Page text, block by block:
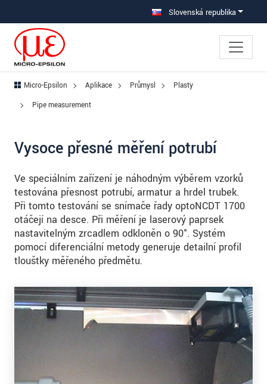
Prejdite priamo na hlavnú navigáciu Slovenská republika
Micro-Epsilon Aplikace Průmysl
Plasty
Pipe measurement
Vysoce přesné měření potrubí
Ve speciálním zařízení je náhodným výběrem vzorků
testována přesnost potrubí, armatur a hrdel trubek.
Při tomto testování se snímače řady optoNCDT 1700
otáčejí na desce. Při měření je laserový paprsek
nastavitelným zrcadlem odkloněn o 90°. Systém
pomocí diferenciální metody generuje detailní profil
tloušťky měřeného předmětu.